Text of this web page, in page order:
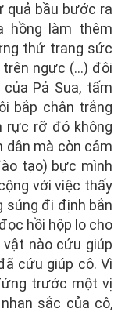
quả bầu bước ra
hồng làm thêm
thứ trang sức
ngực (...) đôi
Pả Sua, tấm
bắp chân trắng
rực rỡ đó không
dân mà còn cảm
tạo) bực mình
với việc thấy
súng đi định bắn
hồi hộp lo cho
vật nào cứu giúp
cứu giúp cô. Vì
trước một vị
sắc của cô,